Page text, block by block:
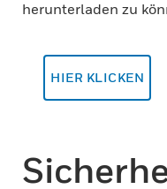
herunterladen zu
HIER KLICKEN